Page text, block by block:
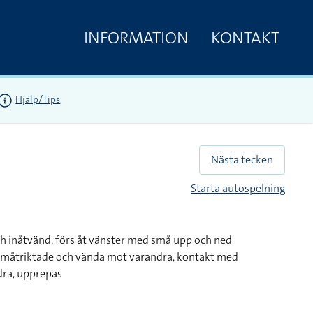
INFORMATION KONTAKT
Hjälp/Tips
Nästa tecken
Starta autospelning
inåtvänd, förs åt vänster med små upp och ned
och vända mot varandra, kontakt med
upprepas